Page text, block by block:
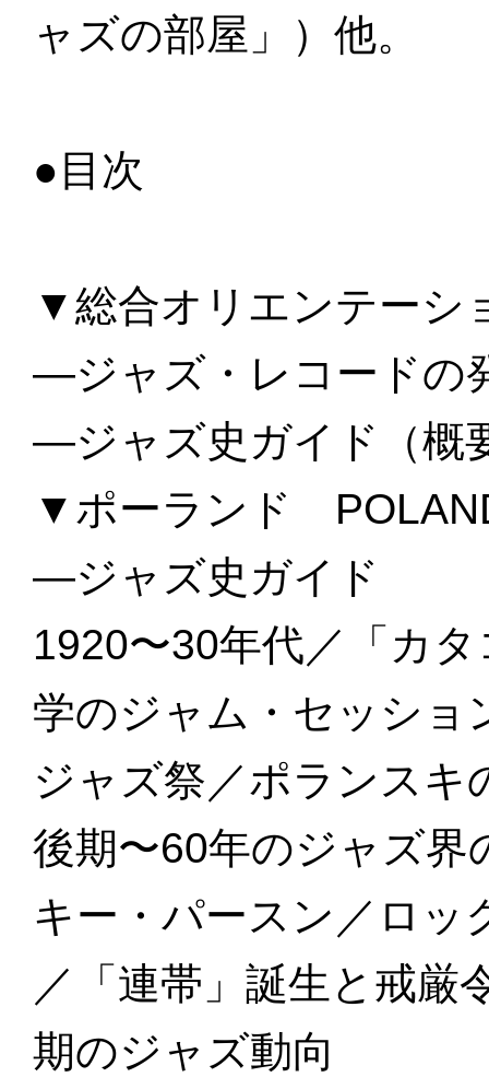
ャズの部屋」）他。
●目次
▼総合オリエンテーシ
—ジャズ・レコードの
—ジャズ史ガイド（概
▼ポーランド
—ジャズ史ガイド
1920〜30年代／「カ
学のジャム・セッショ
ジャズ祭／ポランスキ
後期〜60年のジャズ界
キー・パースン／ロッ
／「連帯」誕生と戒厳
期のジャズ動向